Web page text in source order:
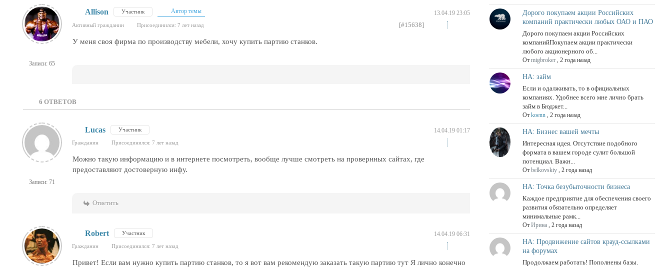
Записи: 65
Allison Участник Автор темы 13.04.19 23:05
Активный гражданин Присоединился: 7 лет назад [#15638]
У меня своя фирма по производству мебели, хочу купить партию станков.
6 ОТВЕТОВ
Записи: 71
Lucas Участник 14.04.19 01:17
Гражданин Присоединился: 7 лет назад
Можно такую информацию и в интернете посмотреть, вообще лучше смотреть на провернных сайтах, где
предоставляют достоверную инфу.
Ответить
Robert Участник 14.04.19 06:31
Гражданин Присоединился: 7 лет назад
Привет! Если вам нужно купить партию станков, то я вот вам рекомендую заказать такую партию тут Я лично конечно
Дорого покупаем акции Российских
компаний практически любых ОАО и ПАО
Дорого покупаем акции Российских
компанийПокупаем акции практически
любого акционерного об...
Отmigbroker ,2 года назад
НА: займ
Если и одалживать, то в официальных
компаниях. Удобнее всего мне лично брать
займ в Бюджет...
Отkoenn ,2 года назад
НА: Бизнес вашей мечты
Интересная идея. Отсутствие подобного
формата в вашем городе сулит большой
потенциал. Важн...
Отbelkovskiy ,2 года назад
НА: Точка безубыточности бизнеса
Каждое предприятие для обеспечения своего
развития обязательно определяет
минимальные рамк...
ОтИрина ,2 года назад
НА: Продвижение сайтов крауд-ссылками
на форумах
Продолжаем работать! Пополнены базы.